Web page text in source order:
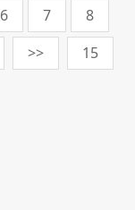
6 7
8
>> 15